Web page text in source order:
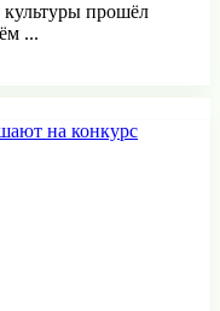
культуры прошёл
...